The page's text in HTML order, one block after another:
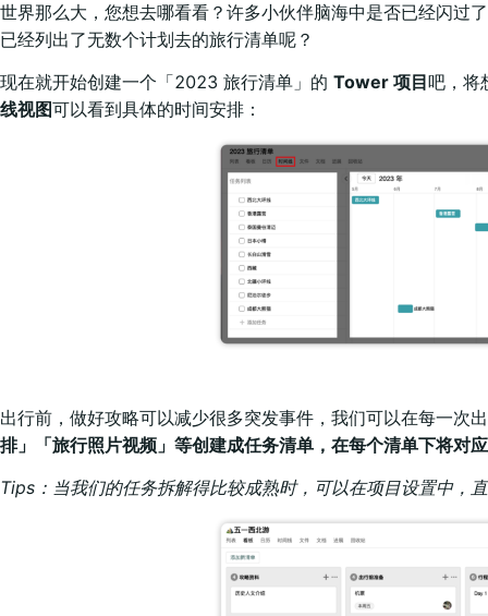
世界那么大，您想去哪看看？许多小伙伴脑海中是否已经闪过
已经列出了无数个计划去的旅行清单呢？
现在就开始创建一个「2023 旅行清单」的 Tower 项目吧，将
线视图可以看到具体的时间安排：
出行前，做好攻略可以减少很多突发事件，我们可以在每一次
排」「旅行照片视频」等创建成任务清单，在每个清单下将对
Tips：当我们的任务拆解得比较成熟时，可以在项目设置中，